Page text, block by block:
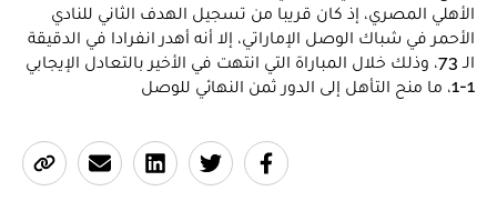
الأهلي المصري، إذ كان قريبا من تسجيل الهدف الثاني للنادي
الأحمر في شباك الوصل الإماراتي، إلا أنه أهدر انفرادا في الدقيقة
الـ 73، وذلك خلال المباراة التي انتهت في الأخير بالتعادل الإيجابي
1-1، ما منح التأهل إلى الدور ثمن النهائي للوصل